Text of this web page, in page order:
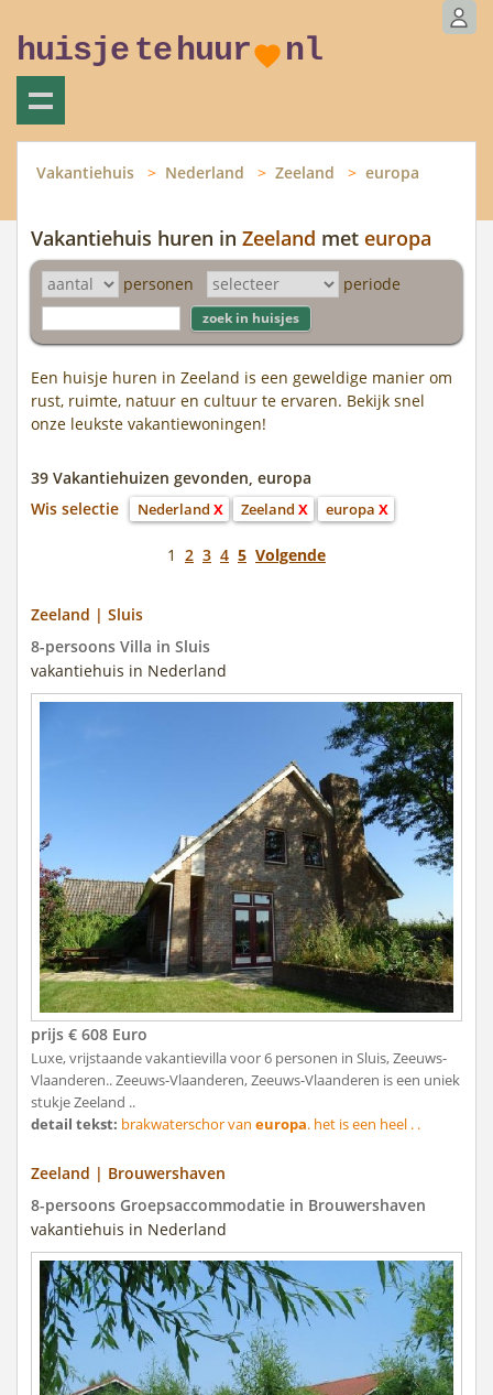
huisje tehuur nl
Vakantiehuis Nederland Zeeland europa
Vakantiehuis huren in Zeeland met europa
personen periode
Een huisje huren in Zeeland is een geweldige manier om
rust, ruimte, natuur en cultuur te ervaren. Bekijk snel
onze leukste vakantiewoningen!
39 Vakantiehuizen gevonden, europa
Wis selectie
Nederland X Zeeland X europa X
1 2 3 4 5 Volgende
Zeeland | Sluis
8-persoons Villa in Sluis
vakantiehuis in Nederland
prijs € 608 Euro
Luxe, vrijstaande vakantievilla voor 6 personen in Sluis, Zeeuws-
Vlaanderen.. Zeeuws-Vlaanderen, Zeeuws-Vlaanderen is een uniek
stukje Zeeland ..
detail tekst: brakwaterschor van europa. het is een heel . .
Zeeland | Brouwershaven
8-persoons Groepsaccommodatie in Brouwershaven
vakantiehuis in Nederland